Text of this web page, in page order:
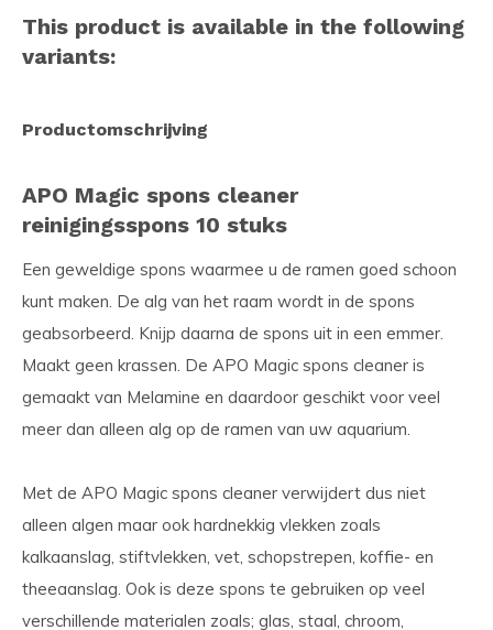
This product is available in the following
variants:
Productomschrijving
APO Magic spons cleaner
reinigingsspons 10 stuks
Een geweldige spons waarmee u de ramen goed schoon
kunt maken. De alg van het raam wordt in de spons
geabsorbeerd. Knijp daarna de spons uit in een emmer.
Maakt geen krassen. De APO Magic spons cleaner is
gemaakt van Melamine en daardoor geschikt voor veel
meer dan alleen alg op de ramen van uw aquarium.
Met de APO Magic spons cleaner verwijdert dus niet
alleen algen maar ook hardnekkig vlekken zoals
kalkaanslag, stiftvlekken, vet, schopstrepen, koffie- en
theeaanslag. Ook is deze spons te gebruiken op veel
verschillende materialen zoals; glas, staal, chroom,